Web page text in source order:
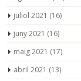
juliol 2021 (16)
juny 2021 (16)
maig 2021 (17)
abril 2021 (13)